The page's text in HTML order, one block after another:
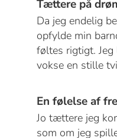
Tættere på
Da jeg endelig
opfylde min
føltes rigtigt.
vokse en stille
En følelse af
Jo tættere jeg
som om jeg